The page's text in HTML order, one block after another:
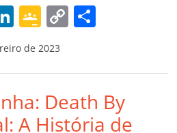
Li
k
e
dI
n
G
o
o
gl
e
Cl
C
y
Li
n
p
ar
til
de 2023
Death By
A História de